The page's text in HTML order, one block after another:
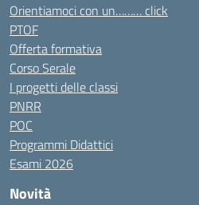
Orientiamoci con un……… click
PTOF
Offerta formativa
Corso Serale
I progetti delle classi
PNRR
POC
Programmi Didattici
Esami 2026
Novità